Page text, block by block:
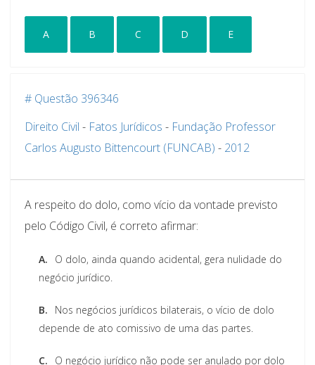
A B C D E
# Questão 396346
Direito Civil - Fatos Jurídicos - Fundação Professor
Carlos Augusto Bittencourt (FUNCAB) - 2012
A respeito do dolo, como vício da vontade previsto
pelo Código Civil, é correto afirmar:
A.
O dolo, ainda quando acidental, gera nulidade do
negócio jurídico.
B.
Nos negócios jurídicos bilaterais, o vício de dolo
depende de ato comissivo de uma das partes.
C. O negócio jurídico não pode ser anulado por dolo